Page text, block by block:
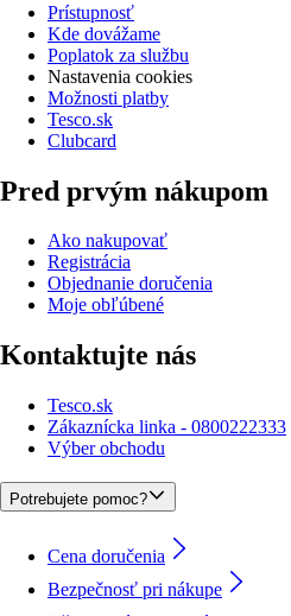
Prístupnosť
Kde dovážame
Poplatok za službu
Nastavenia cookies
Možnosti platby
Tesco.sk
Clubcard
Pred prvým nákupom
Ako nakupovať
Registrácia
Objednanie doručenia
Moje obľúbené
Kontaktujte nás
Tesco.sk
Zákaznícka linka - 0800222333
Výber obchodu
Potrebujete pomoc?
Cena doručenia
Bezpečnosť pri nákupe